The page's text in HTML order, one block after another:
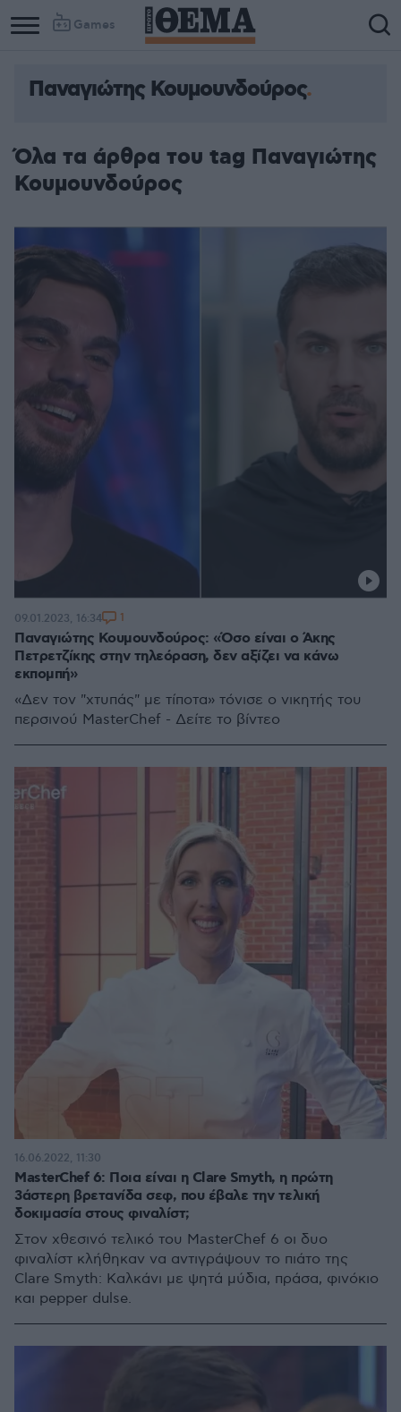
Games
Column
Column
Παναγιώτης Κουμουνδούρος
Όλα τα άρθρα του tag Παναγιώτης
Κουμουνδούρος
Παναγιώτης Κουμουνδούρος: «Όσο είναι ο Άκης
Πετρετζίκης στην τηλεόραση, δεν αξίζει να κάνω
εκπομπή»
«Δεν τον "χτυπάς" με τίποτα» τόνισε ο νικητής του
περσινού MasterChef - Δείτε το βίντεο
09.01.2023, 16:34 1
MasterChef 6: Ποια είναι η Clare Smyth, η πρώτη
3άστερη βρετανίδα σεφ, που έβαλε την τελική
δοκιμασία στους φιναλίστ;
Στον χθεσινό τελικό του MasterChef 6 οι δυο
φιναλίστ κλήθηκαν να αντιγράψουν το πιάτο της
Clare Smyth: Καλκάνι με ψητά μύδια, πράσα, φινόκιο
και pepper dulse.
16.06.2022, 11:30